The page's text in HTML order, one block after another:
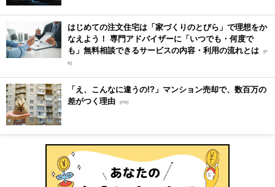
はじめての注文住宅は「家づくりのとびら」で理想をか
なえよう！ 専門アドバイザーに「いつでも・何度で
も」無料相談できるサービスの内容・利用の流れとは [P
R]
「え、こんなに違うの!?」マンション売却で、数百万の
差がつく理由 [PR]